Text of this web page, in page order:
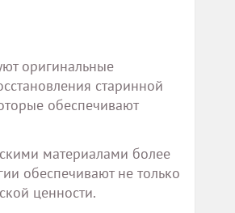
оригинальные
старинной
обеспечивают
материалами более
обеспечивают не только
ценности.